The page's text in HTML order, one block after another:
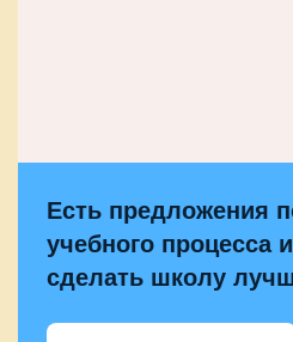
Есть предложения
учебного процесса
сделать школу